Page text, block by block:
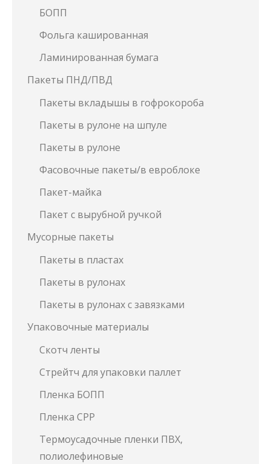
БОПП
Фольга кашированная
Ламинированная бумага
Пакеты ПНД/ПВД
Пакеты вкладышы в гофрокороба
Пакеты в рулоне на шпуле
Пакеты в рулоне
Фасовочные пакеты/в евроблоке
Пакет-майка
Пакет с вырубной ручкой
Мусорные пакеты
Пакеты в пластах
Пакеты в рулонах
Пакеты в рулонах с завязками
Упаковочные материалы
Скотч ленты
Стрейтч для упаковки паллет
Пленка БОПП
Пленка СРР
Термоусадочные пленки ПВХ,
полиолефиновые